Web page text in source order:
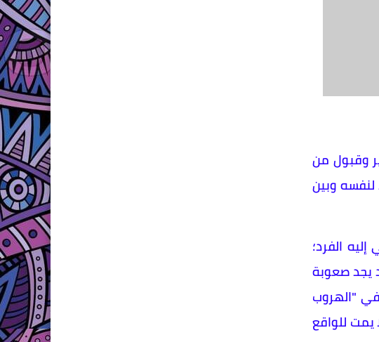
وقبول من
لنفسه وبين
الفرد؛
يجد صعوبة
في "الهروب
يمت للواقع